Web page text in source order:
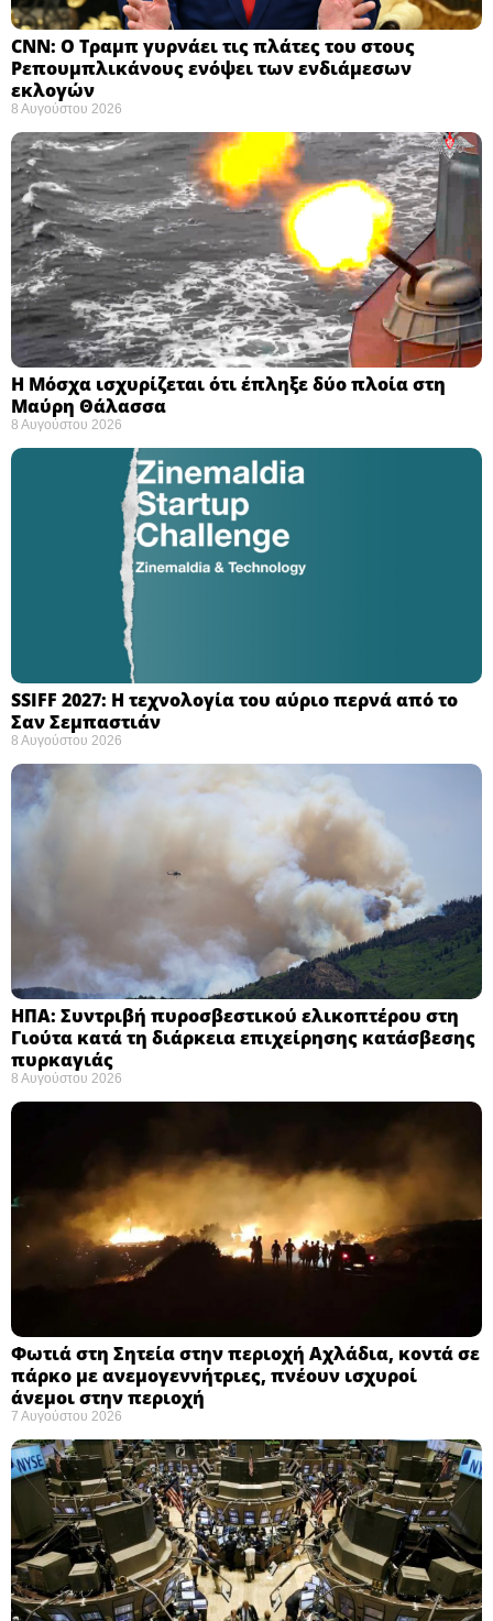
CNN: Ο Τραμπ γυρνάει τις πλάτες του στους
Ρεπουμπλικάνους ενόψει των ενδιάμεσων
εκλογών ​
8 Αυγούστου 2026
Η Μόσχα ισχυρίζεται ότι έπληξε δύο πλοία στη
Μαύρη Θάλασσα ​
8 Αυγούστου 2026
SSIFF 2027: Η τεχνολογία του αύριο περνά από το
Σαν Σεμπαστιάν ​
8 Αυγούστου 2026
ΗΠΑ: Συντριβή πυροσβεστικού ελικοπτέρου στη
Γιούτα κατά τη διάρκεια επιχείρησης κατάσβεσης
πυρκαγιάς ​
8 Αυγούστου 2026
Φωτιά στη Σητεία στην περιοχή Αχλάδια, κοντά σε
πάρκο με ανεμογεννήτριες, πνέουν ισχυροί
άνεμοι στην περιοχή
7 Αυγούστου 2026